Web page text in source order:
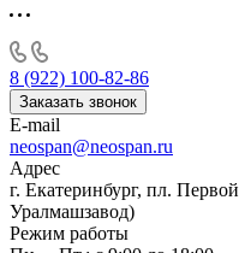
8 (922) 100-82-86
Заказать звонок
E-mail
neospan@neospan.ru
Адрес
г. Екатеринбург, пл.
Уралмашзавод)
Режим работы